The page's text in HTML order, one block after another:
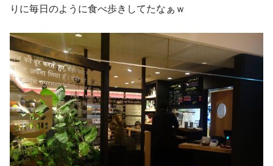
りに毎日のように食べ歩きしてたなぁｗ